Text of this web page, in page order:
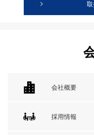
会社概要
採用情報